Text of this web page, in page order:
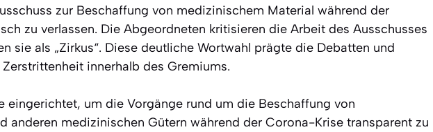
zur Beschaffung von medizinischem Material während der
zu verlassen. Die Abgeordneten kritisieren die Arbeit des Ausschusses
sie als „Zirkus“. Diese deutliche Wortwahl prägte die Debatten und
innerhalb des Gremiums.
eingerichtet, um die Vorgänge rund um die Beschaffung von
anderen medizinischen Gütern während der Corona-Krise transparent zu